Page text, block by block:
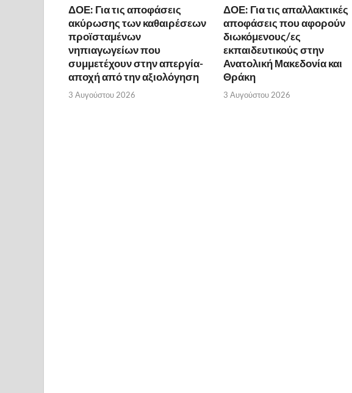
ΔΟΕ: Για τις αποφάσεις
ακύρωσης των καθαιρέσεων
προϊσταμένων
νηπιαγωγείων που
συμμετέχουν στην απεργία-
αποχή από την αξιολόγηση
3 Αυγούστου 2026
ΔΟΕ: Για τις απαλλακτικές
αποφάσεις που αφορούν
διωκόμενους/ες
εκπαιδευτικούς στην
Ανατολική Μακεδονία και
Θράκη
3 Αυγούστου 2026